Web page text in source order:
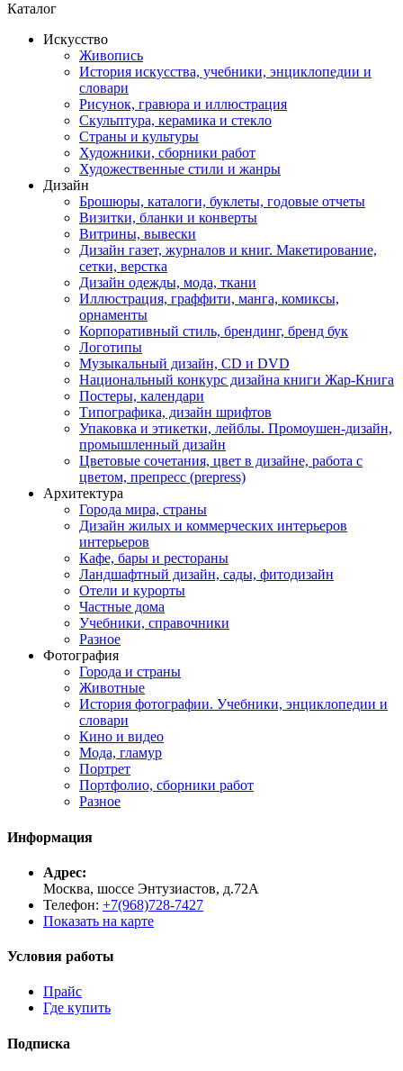
Каталог
Искусство
Живопись
История искусства, учебники, энциклопедии и
словари
Рисунок, гравюра и иллюстрация
Скульптура, керамика и стекло
Страны и культуры
Художники, сборники работ
Художественные стили и жанры
Дизайн
Брошюры, каталоги, буклеты, годовые отчеты
Визитки, бланки и конверты
Витрины, вывески
Дизайн газет, журналов и книг. Макетирование,
сетки, верстка
Дизайн одежды, мода, ткани
Иллюстрация, граффити, манга, комиксы,
орнаменты
Корпоративный стиль, брендинг, бренд бук
Логотипы
Музыкальный дизайн, СD и DVD
Национальный конкурс дизайна книги Жар-Книга
Постеры, календари
Типографика, дизайн шрифтов
Упаковка и этикетки, лейблы. Промоушен-дизайн,
промышленный дизайн
Цветовые сочетания, цвет в дизайне, работа с
цветом, препресс (prepress)
Архитектура
Города мира, страны
Дизайн жилых и коммерческих интерьеров
интерьеров
Кафе, бары и рестораны
Ландшафтный дизайн, сады, фитодизайн
Отели и курорты
Частные дома
Учебники, справочники
Разное
Фотография
Города и страны
Животные
История фотографии. Учебники, энциклопедии и
словари
Кино и видео
Мода, гламур
Портрет
Портфолио, сборники работ
Разное
Информация
Адрес:
Москва, шоссе Энтузиастов, д.72А
Телефон: +7(968)728-7427
Показать на карте
Условия работы
Прайс
Где купить
Подписка